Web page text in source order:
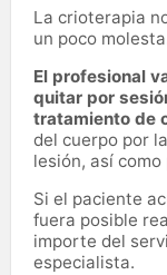
La crioterapia
un poco
El profesional
quitar por
tratamiento de
del cuerpo por
lesión, así
Si el paciente
fuera posible
importe del
especialista.